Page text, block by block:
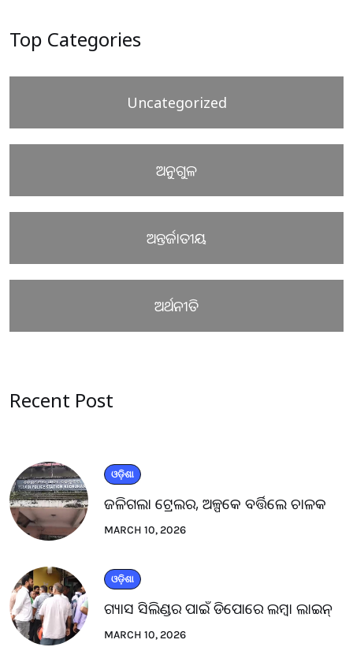
Top Categories
Uncategorized
ଅନୁଗୁଳ
ଅନ୍ତର୍ଜାତୀୟ
ଅର୍ଥନୀତି
Recent Post
ଓଡ଼ିଶା
ଜଳିଗଲା ଟ୍ରେଲର, ଅଳ୍ପକେ ବର୍ତ୍ତିଲେ ଚାଳକ
MARCH 10, 2026
ଓଡ଼ିଶା
ଗ୍ୟାସ ସିଲିଣ୍ଡର ପାଇଁ ଡିପୋରେ ଲମ୍ବା ଲାଇନ୍
MARCH 10, 2026